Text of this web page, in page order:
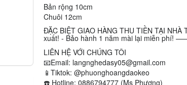
Bản rộng 10cm
Chuôi 12cm
ĐẶC BIỆT GIAO HÀNG THU TIỀN TẠI
xuất! - Bảo hành 1 năm mài lại
LIÊN HỆ VỚI CHÚNG TÔI
📧Email: langnghedasy05@gmail.com
📱 Tiktok: @phuonghoangdaokeo
☎️ Hotline: 0886794777 (Ms Phượng)